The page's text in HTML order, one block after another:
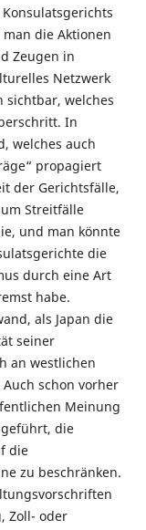
die Aktionen
Zeugen in
Netzwerk
sichtbar, welches
In
welches auch
propagiert
der Gerichtsfälle,
Streitfälle
und man könnte
die
durch eine Art
habe.
als Japan die
seiner
an westlichen
schon vorher
Meinung
die
die
zu beschränken.
Zoll- oder